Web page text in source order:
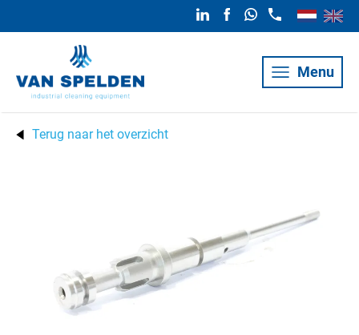
Menu
Terug naar het overzicht